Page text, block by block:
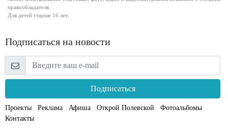
правообладателя.
Для детей старше 16 лет.
Подписаться на новости
Подписаться
Проекты Реклама Афиша Открой Полевской
Фотоальбомы
Контакты